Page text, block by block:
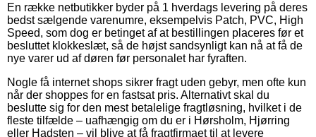
En række netbutikker byder på 1 hverdags levering på deres
bedst sælgende varenumre, eksempelvis Patch, PVC, High
Speed, som dog er betinget af at bestillingen placeres før et
besluttet klokkeslæt, så de højst sandsynligt kan nå at få de
nye varer ud af døren før personalet har fyraften.
Nogle få internet shops sikrer fragt uden gebyr, men ofte kun
når der shoppes for en fastsat pris. Alternativt skal du
beslutte sig for den mest betalelige fragtløsning, hvilket i de
fleste tilfælde – uafhængig om du er i Hørsholm, Hjørring
eller Hadsten – vil blive at få fragtfirmaet til at levere